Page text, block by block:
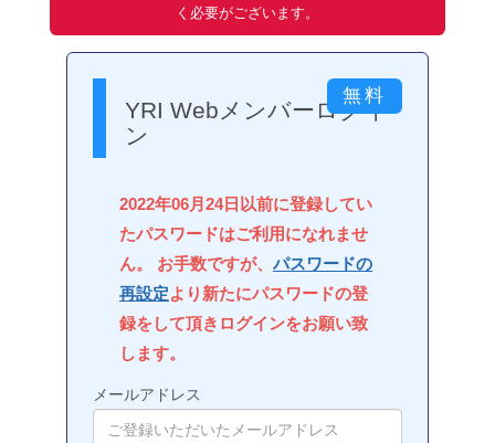
く必要がございます。
YRI Webメンバーログイ
ン
2022年06月24日以前に登録してい
たパスワードはご利用になれませ
ん。 お手数ですが、 パスワードの
再設定より新たにパスワードの登
録をして頂きログインをお願い致
します。
メールアドレス